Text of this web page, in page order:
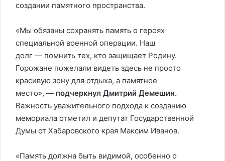
создании памятного пространства.
«Мы обязаны сохранять память о героях
специальной военной операции. Наш
долг — помнить тех, кто защищает Родину.
Горожане пожелали видеть здесь не просто
красивую зону для отдыха, а памятное
место», — подчеркнул Дмитрий Демешин.
Важность уважительного подхода к созданию
мемориала отметил и депутат Государственной
Думы от Хабаровского края Максим Иванов.
«Память должна быть видимой, особенно о